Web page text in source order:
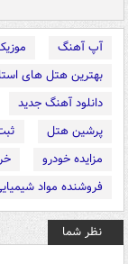
آپ آهنگ
بهترین هتل های
دانلود آهنگ جدید
پرشین هتل
مزایده خودرو
فروشنده مواد
نظر شما